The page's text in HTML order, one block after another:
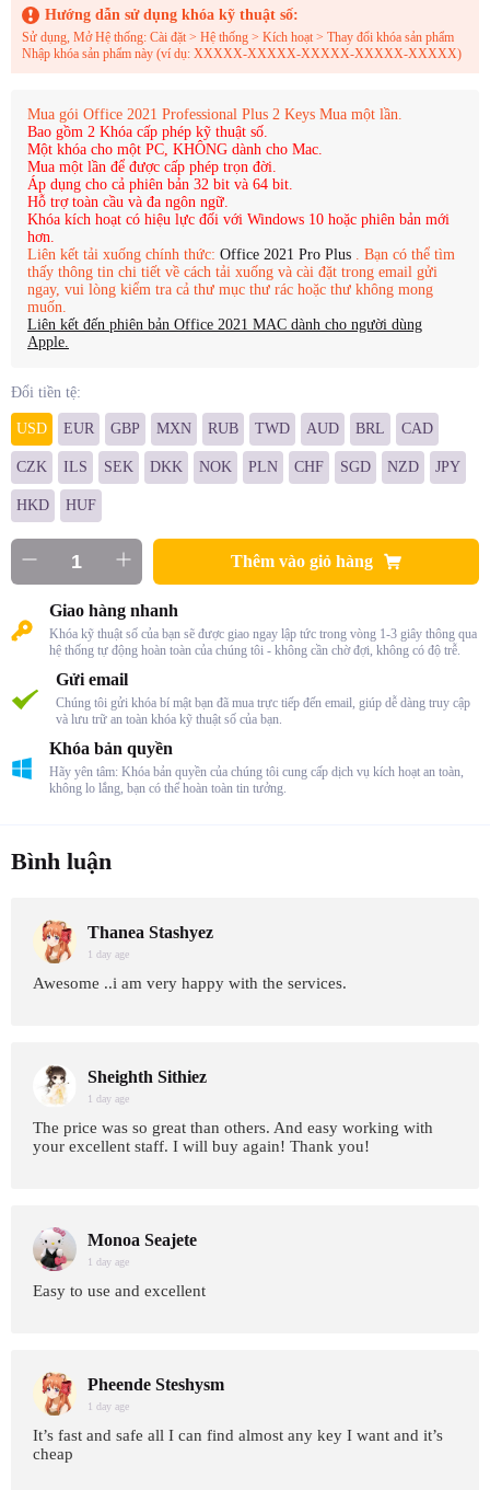
Hướng dẫn sử dụng khóa kỹ thuật số:
Sử dụng, Mở Hệ thống: Cài đặt > Hệ thống > Kích hoạt > Thay đổi khóa sản phẩm
Nhập khóa sản phẩm này (ví dụ: XXXXX-XXXXX-XXXXX-XXXXX-XXXXX)
Mua gói Office 2021 Professional Plus 2 Keys Mua một lần.
Bao gồm 2 Khóa cấp phép kỹ thuật số.
Một khóa cho một PC, KHÔNG dành cho Mac.
Mua một lần để được cấp phép trọn đời.
Áp dụng cho cả phiên bản 32 bit và 64 bit.
Hỗ trợ toàn cầu và đa ngôn ngữ.
Khóa kích hoạt có hiệu lực đối với Windows 10 hoặc phiên bản mới
hơn.
Liên kết tải xuống chính thức: Office 2021 Pro Plus . Bạn có thể tìm
thấy thông tin chi tiết về cách tải xuống và cài đặt trong email gửi
ngay, vui lòng kiểm tra cả thư mục thư rác hoặc thư không mong
muốn.
Liên kết đến phiên bản Office 2021 MAC dành cho người dùng
Apple.
Đổi tiền tệ:
USD EUR GBP MXN RUB TWD AUD BRL CAD
CZK ILS SEK DKK NOK PLN CHF SGD NZD JPY
HKD HUF
Thêm vào giỏ hàng
Giao hàng nhanh
Khóa kỹ thuật số của bạn sẽ được giao ngay lập tức trong vòng 1-3 giây thông qua
hệ thống tự động hoàn toàn của chúng tôi - không cần chờ đợi, không có độ trễ.
Gửi email
Chúng tôi gửi khóa bí mật bạn đã mua trực tiếp đến email, giúp dễ dàng truy cập
và lưu trữ an toàn khóa kỹ thuật số của bạn.
Khóa bản quyền
Hãy yên tâm: Khóa bản quyền của chúng tôi cung cấp dịch vụ kích hoạt an toàn,
không lo lắng, bạn có thể hoàn toàn tin tưởng.
Bình luận
Thanea Stashyez
1 day age
Awesome ..i am very happy with the services.
Sheighth Sithiez
1 day age
The price was so great than others. And easy working with
your excellent staff. I will buy again! Thank you!
Monoa Seajete
1 day age
Easy to use and excellent
Pheende Steshysm
1 day age
It’s fast and safe all I can find almost any key I want and it’s
cheap